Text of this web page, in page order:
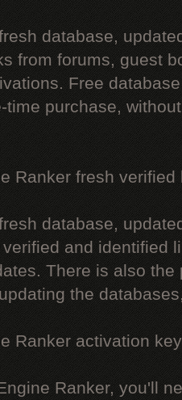
database,
from forums, guest
Free
time purchase,
Ranker fresh verified
database,
and identified
There is also
the
Ranker activation key
Ranker, you'll